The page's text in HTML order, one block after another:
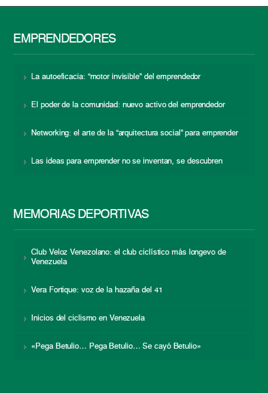
EMPRENDEDORES
La autoeficacia: “motor invisible” del emprendedor
El poder de la comunidad: nuevo activo del emprendedor
Networking: el arte de la “arquitectura social” para emprender
Las ideas para emprender no se inventan, se descubren
MEMORIAS DEPORTIVAS
Club Veloz Venezolano: el club ciclístico más longevo de
Venezuela
Vera Fortique: voz de la hazaña del 41
Inicios del ciclismo en Venezuela
«Pega Betulio… Pega Betulio… Se cayó Betulio»